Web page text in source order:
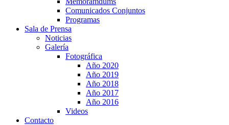
Comunicados Conjuntos
Programas
Sala de Prensa
Noticias
Galería
Fotográfica
Año 2020
Año 2019
Año 2018
Año 2017
Año 2016
Videos
Contacto